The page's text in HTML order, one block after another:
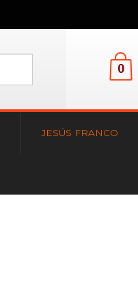
0
JESÚS FRANCO